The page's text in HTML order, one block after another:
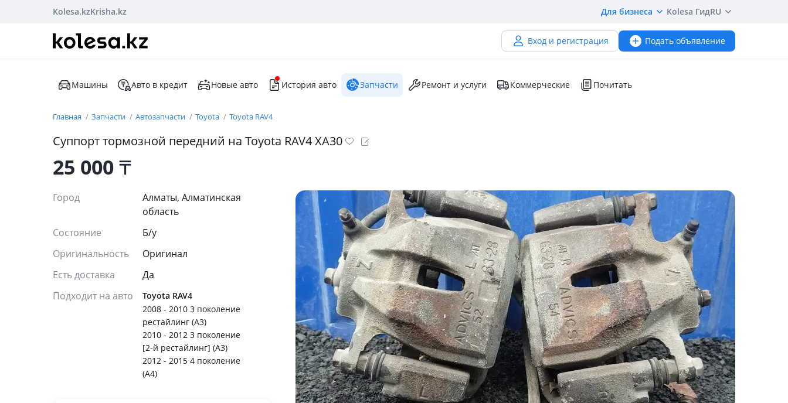
Kolesa.kzKrisha.kz Для бизнеса Kolesa ГидRU
Вход и регистрация Подать объявление
Машины Авто в кредит Новые авто История авто Запчасти Ремонт и услуги Коммерческие Почитать
Главная Запчасти Автозапчасти Toyota Toyota RAV4
Суппорт тормозной передний на Toyota RAV4 XA30
25 000₸
Город
Алматы, Алматинская
область
Состояние
Б/y
Оригинальность
Оригинал
Есть доставка
Да
Подходит на авто
Toyota RAV4
2008 - 2010 3 поколение
рестайлинг (A3)
2010 - 2012 3 поколение
[2-й рестайлинг] (A3)
2012 - 2015 4 поколение
(A4)